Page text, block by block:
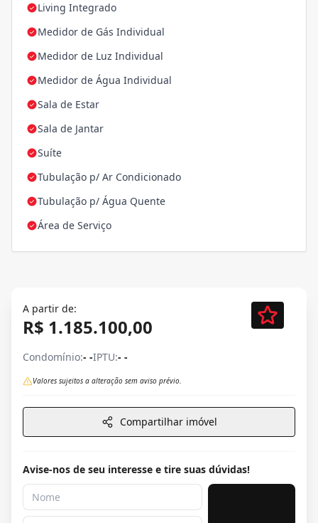
Living Integrado
Medidor de Gás Individual
Medidor de Luz Individual
Medidor de Água Individual
Sala de Estar
Sala de Jantar
Suíte
Tubulação p/ Ar Condicionado
Tubulação p/ Água Quente
Área de Serviço
A partir de:
R$ 1.185.100,00
Condomínio:- -IPTU:- -
Valores sujeitos a alteração sem aviso prévio.
Compartilhar imóvel
Avise-nos de seu interesse e tire suas dúvidas!